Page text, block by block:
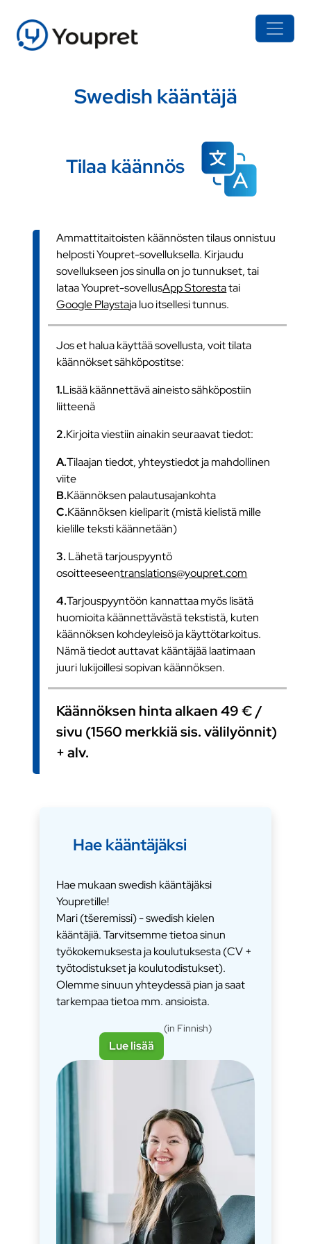
Swedish kääntäjä
Tilaa käännös
Ammattitaitoisten käännösten tilaus onnistuu
helposti Youpret-sovelluksella. Kirjaudu
sovellukseen jos sinulla on jo tunnukset, tai
lataa Youpret-sovellusApp Storestatai
Google Playstaja luo itsellesi tunnus.
Jos et halua käyttää sovellusta, voit tilata
käännökset sähköpostitse:
1.Lisää käännettävä aineisto sähköpostiin
liitteenä
2.Kirjoita viestiin ainakin seuraavat tiedot:
A.Tilaajan tiedot, yhteystiedot ja mahdollinen
viite
B.Käännöksen palautusajankohta
C.Käännöksen kieliparit (mistä kielistä mille
kielille teksti käännetään)
3. Lähetä tarjouspyyntö
osoitteeseentranslations@youpret.com
4.Tarjouspyyntöön kannattaa myös lisätä
huomioita käännettävästä tekstistä, kuten
käännöksen kohdeyleisö ja käyttötarkoitus.
Nämä tiedot auttavat kääntäjää laatimaan
juuri lukijoillesi sopivan käännöksen.
Käännöksen hinta alkaen 49 € /
sivu (1560 merkkiä sis. välilyönnit)
+ alv.
Hae kääntäjäksi
Hae mukaan swedish kääntäjäksi
Youpretille!
Mari (tšeremissi) - swedish kielen
kääntäjiä. Tarvitsemme tietoa sinun
työkokemuksesta ja koulutuksesta (CV +
työtodistukset ja koulutodistukset).
Olemme sinuun yhteydessä pian ja saat
tarkempaa tietoa mm. ansioista.
Lue lisää
(in Finnish)